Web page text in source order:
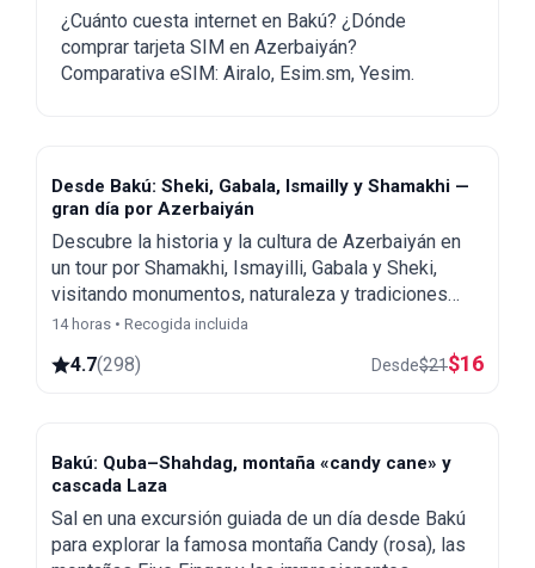
Bakú
¿Cuánto cuesta internet en Bakú? ¿Dónde
comprar tarjeta SIM en Azerbaiyán?
Comparativa eSIM: Airalo, Esim.sm, Yesim.
Desde Bakú: Sheki, Gabala, Ismailly y Shamakhi —
gran día por Azerbaiyán
Descubre la historia y la cultura de Azerbaiyán en
un tour por Shamakhi, Ismayilli, Gabala y Sheki,
visitando monumentos, naturaleza y tradiciones
locales con nuestro guía experto. Todas las
14 horas • Recogida incluida
4.7(298) Desde$21$16
Bakú: Quba–Shahdag, montaña «candy cane» y
cascada Laza
Sal en una excursión guiada de un día desde Bakú
para explorar la famosa montaña Candy (rosa), las